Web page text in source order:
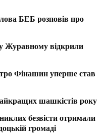
БЕБ розповів про
Журавному відкрили
Фінашин уперше став
шашкістів року
безвісти отримали
громаді